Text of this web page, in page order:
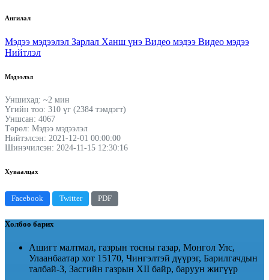
Ангилал
Мэдээ мэдээлэл Зарлал Ханш үнэ Видео мэдээ Видео мэдээ
Нийтлэл
Мэдээлэл
Уншихад: ~2 мин
Үгийн тоо: 310 үг (2384 тэмдэгт)
Уншсан: 4067
Төрөл: Мэдээ мэдээлэл
Нийтэлсэн: 2021-12-01 00:00:00
Шинэчилсэн: 2024-11-15 12:30:16
Хуваалцах
Facebook Twitter PDF
Холбоо барих
Ашигт малтмал, газрын тосны газар, Монгол Улс,
Улаанбаатар хот 15170, Чингэлтэй дүүрэг, Барилгачдын
талбай-3, Засгийн газрын XII байр, баруун жигүүр